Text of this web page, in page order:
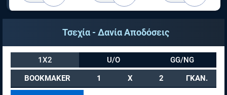
Τσεχία - Δανία Αποδόσεις
1X2 U/O
GG/NG
BOOKMAKER
1 X 2 ΓΚΑΝ.